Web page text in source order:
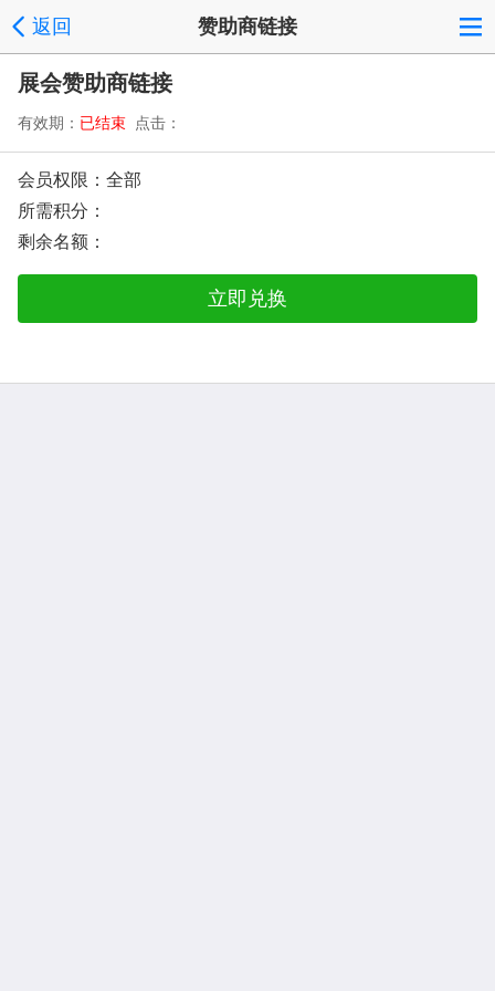
返回 赞助商链接
展会赞助商链接
有效期： 已结束 点击：
会员权限：全部
所需积分：
剩余名额：
立即兑换